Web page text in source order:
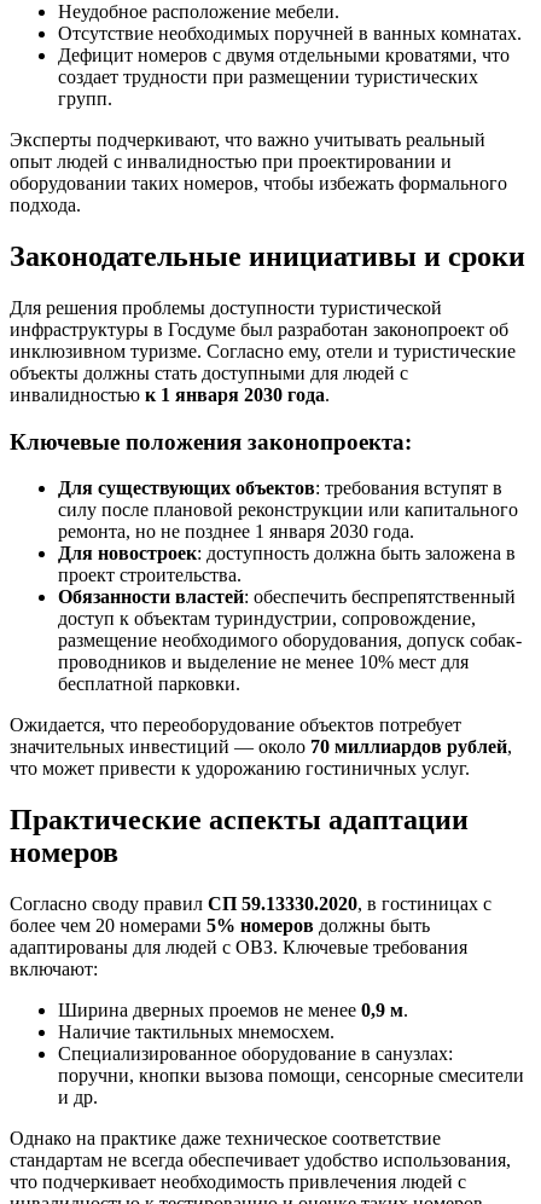
Неудобное расположение мебели.
Отсутствие необходимых поручней в ванных комнатах.
Дефицит номеров с двумя отдельными кроватями, что
создает трудности при размещении туристических
групп.
Эксперты подчеркивают, что важно учитывать реальный
опыт людей с инвалидностью при проектировании и
оборудовании таких номеров, чтобы избежать формального
подхода.
Законодательные инициативы и сроки
Для решения проблемы доступности туристической
инфраструктуры в Госдуме был разработан законопроект об
инклюзивном туризме. Согласно ему, отели и туристические
объекты должны стать доступными для людей с
инвалидностью к 1 января 2030 года.
Ключевые положения законопроекта:
Для существующих объектов: требования вступят в
силу после плановой реконструкции или капитального
ремонта, но не позднее 1 января 2030 года.
Для новостроек: доступность должна быть заложена в
проект строительства.
Обязанности властей: обеспечить беспрепятственный
доступ к объектам туриндустрии, сопровождение,
размещение необходимого оборудования, допуск собак-
проводников и выделение не менее 10% мест для
бесплатной парковки.
Ожидается, что переоборудование объектов потребует
значительных инвестиций — около 70 миллиардов рублей,
что может привести к удорожанию гостиничных услуг.
Практические аспекты адаптации
номеров
Согласно своду правил СП 59.13330.2020, в гостиницах с
более чем 20 номерами 5% номеров должны быть
адаптированы для людей с ОВЗ. Ключевые требования
включают:
Ширина дверных проемов не менее 0,9 м.
Наличие тактильных мнемосхем.
Специализированное оборудование в санузлах:
поручни, кнопки вызова помощи, сенсорные смесители
и др.
Однако на практике даже техническое соответствие
стандартам не всегда обеспечивает удобство использования,
что подчеркивает необходимость привлечения людей с